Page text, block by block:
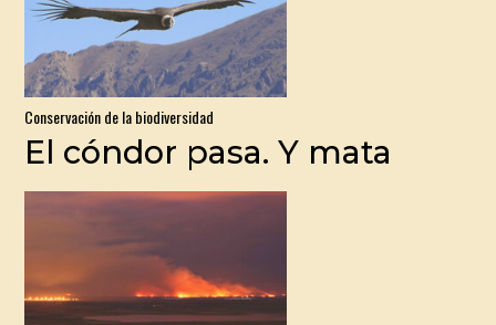
Conservación de la biodiversidad
El cóndor pasa. Y mata